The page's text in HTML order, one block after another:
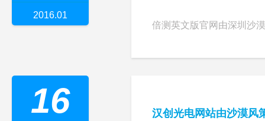
倍测英文版官网由深圳沙
2016.01
汉创光电网站由沙漠风
16